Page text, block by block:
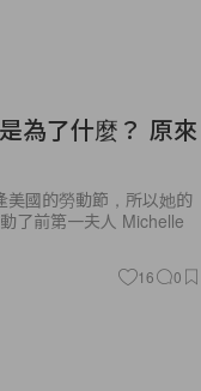
為了什麼？ 原來
國的勞動節，所以她的
了前第一夫人 Michelle
16 0